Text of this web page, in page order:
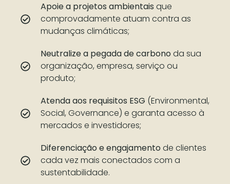
Apoie a projetos ambientais que
comprovadamente atuam contra as
mudanças climáticas;
Neutralize a pegada de carbono da sua
organização, empresa, serviço ou
produto;
Atenda aos requisitos ESG (Environmental,
Social, Governance) e garanta acesso à
mercados e investidores;
Diferenciação e engajamento de clientes
cada vez mais conectados com a
sustentabilidade.